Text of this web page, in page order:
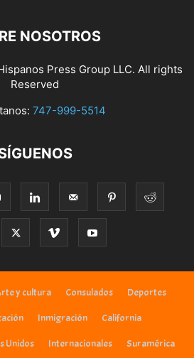
NOSOTROS
Press Group LLC. All rights
Reserved
747-999-5514
y cultura Consulados Deportes
Inmigración California
Unidos Internacionales Suramérica